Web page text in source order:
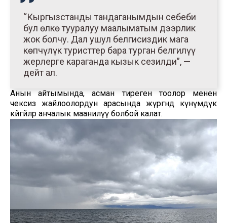
“Кыргызстанды тандаганымдын себеби
бул өлкө тууралуу маалыматым дээрлик
жок болчу. Дал ушул белгисиздик мага
көпчүлүк туристтер бара турган белгилүү
жерлерге караганда кызык сезилди”, —
дейт ал.
Анын айтымында, асман тиреген тоолор менен
чексиз жайлоолордун арасында жүргөндө күнүмдүк
көйгөйлөр анчалык маанилүү болбой калат.